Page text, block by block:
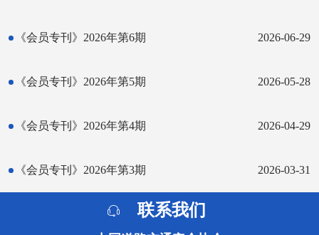
《会员专刊》2026年第6期 2026-06-29
《会员专刊》2026年第5期 2026-05-28
《会员专刊》2026年第4期 2026-04-29
《会员专刊》2026年第3期 2026-03-31
联系我们